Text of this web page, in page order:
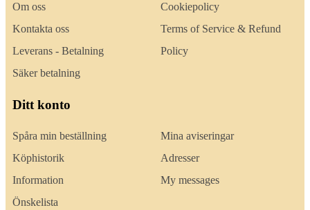
Om oss
Kontakta oss
Leverans - Betalning
Säker betalning
Cookiepolicy
Terms of Service & Refund
Policy
Ditt konto
Spåra min beställning
Köphistorik
Information
Önskelista
Mina aviseringar
Adresser
My messages